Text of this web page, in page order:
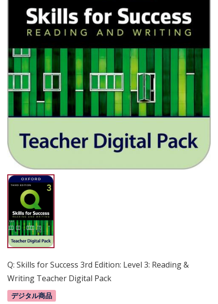
Q: Skills for Success 3rd Edition: Level 3: Reading &
Writing Teacher Digital Pack
デジタル商品